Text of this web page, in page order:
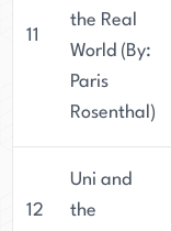
11
the Real
World (By:
Paris
Rosenthal)
12
Uni and
the